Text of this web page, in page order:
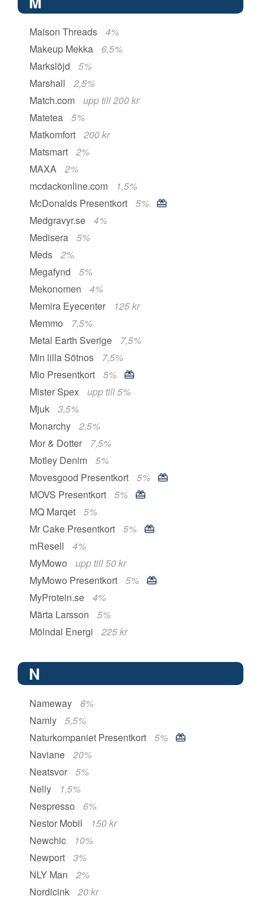
Maison Threads
4%
Makeup Mekka
6,5%
Markslöjd
5%
Marshall
2,5%
Match.com
upp till 200 kr
Matetea
5%
Matkomfort
200 kr
Matsmart
2%
MAXA
2%
mcdackonline.com
1,5%
McDonalds Presentkort
5%
Medgravyr.se
4%
Medisera
5%
Meds
2%
Megafynd
5%
Mekonomen
4%
Memira Eyecenter
125 kr
Memmo
7,5%
Metal Earth Sverige
7,5%
Min lilla Sötnos
7,5%
Mio Presentkort
5%
Mister Spex
upp till 5%
Mjuk
3,5%
Monarchy
2,5%
Mor & Dotter
7,5%
Motley Denim
5%
Movesgood Presentkort
5%
MOVS Presentkort
5%
MQ Marqet
5%
Mr Cake Presentkort
5%
mResell
4%
MyMowo
upp till 50 kr
MyMowo Presentkort
5%
MyProtein.se
4%
Märta Larsson
5%
Mölndal Energi
225 kr
N
Nameway
8%
Namly
5,5%
Naturkompaniet Presentkort
5%
Naviane
20%
Neatsvor
5%
Nelly
1,5%
Nespresso
6%
Nestor Mobil
150 kr
Newchic
10%
Newport
3%
NLY Man
2%
Nordicink
20 kr